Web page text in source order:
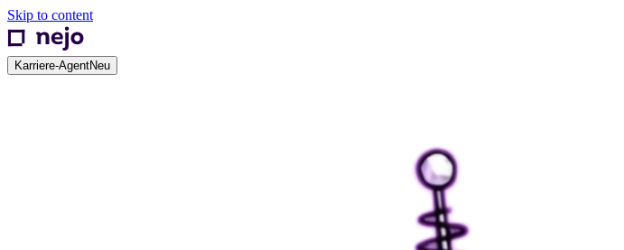
Skip to content
Karriere-AgentNeu